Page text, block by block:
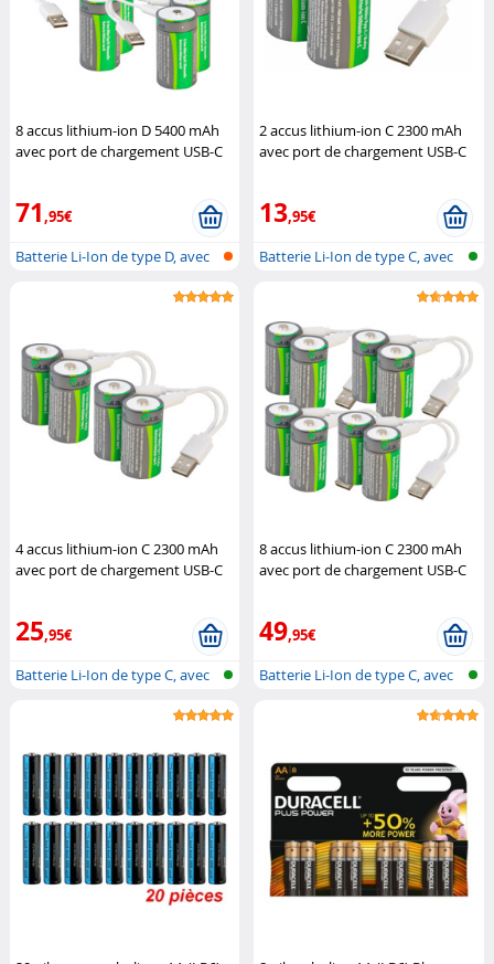
8 accus lithium-ion D 5400 mAh
avec port de chargement USB-C
71,95€
Batterie Li-Ion de type D, avec
2 accus lithium-ion C 2300 mAh
avec port de chargement USB-C
13,95€
Batterie Li-Ion de type C, avec
4 accus lithium-ion C 2300 mAh
avec port de chargement USB-C
25,95€
Batterie Li-Ion de type C, avec
8 accus lithium-ion C 2300 mAh
avec port de chargement USB-C
49,95€
Batterie Li-Ion de type C, avec